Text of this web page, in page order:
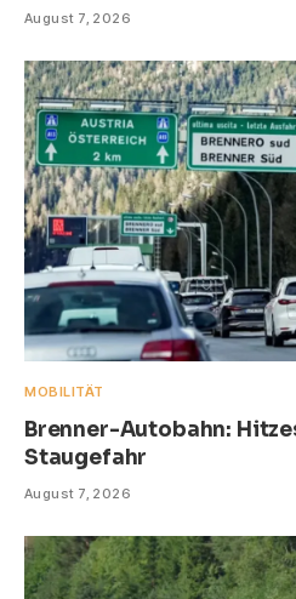
August 7, 2026
MOBILITÄT
Brenner-Autobahn:
Staugefahr
August 7, 2026